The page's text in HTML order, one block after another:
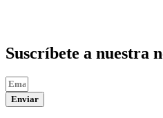
Suscríbete a nuestra
Enviar